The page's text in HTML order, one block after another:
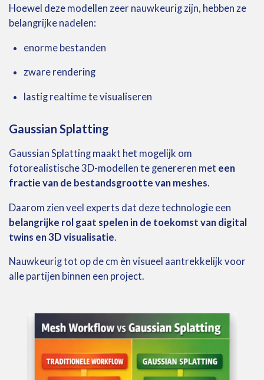
Hoewel deze modellen zeer nauwkeurigzijn, hebben ze
belangrijke nadelen:
enorme bestanden
zware rendering
lastig realtimetevisualiseren
Gaussian Splatting
Gaussian Splatting maakt het mogelijk om
fotorealistische3D-modellen te genereren met een
fractie van de bestandsgrootte van meshes.
Daarom zien veel experts dat dezetechnologie een
belangrijke rol gaat spelen in de toekomst van digital
twins en3D visualisatie.
Nauwkeurig tot op de cm èn visueel aantrekkelijk voor
alle partijen binnen een project.